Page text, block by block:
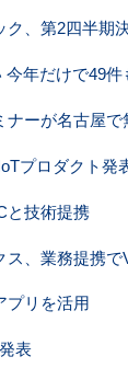
、第2四半期
年だけで49件
ーが名古屋で
プロダクト発
と技術提携
、業務提携で
プリを活用
表